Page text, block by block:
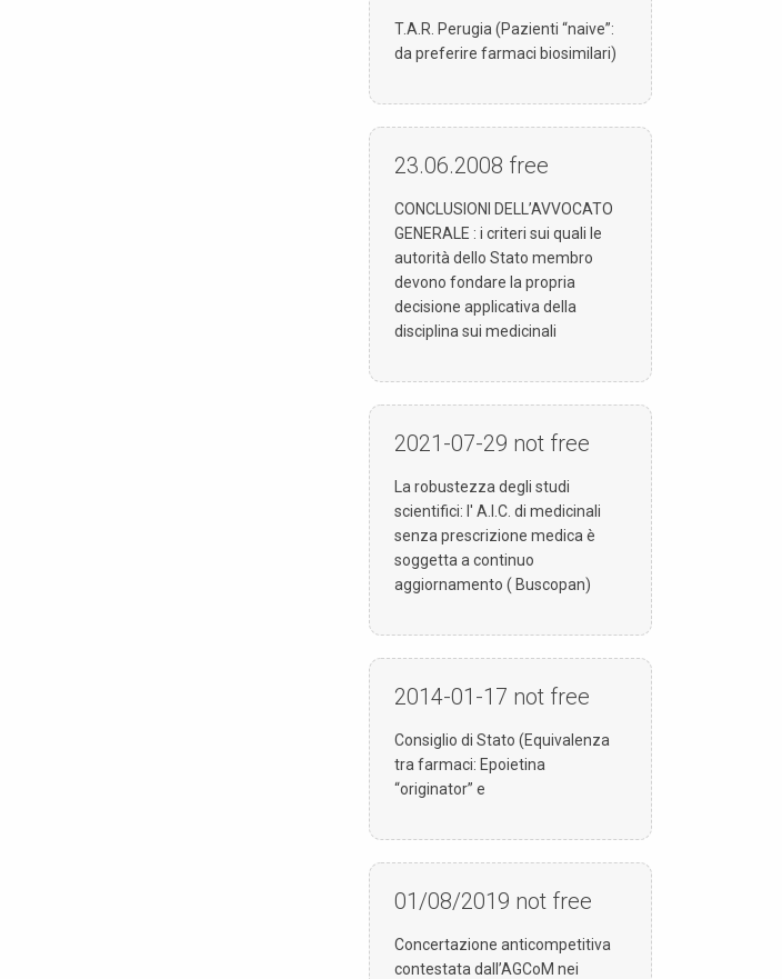
T.A.R. Perugia (Pazienti “naive”:
da preferire farmaci biosimilari)
23.06.2008 free
CONCLUSIONI DELL’AVVOCATO
GENERALE : i criteri sui quali le
autorità dello Stato membro
devono fondare la propria
decisione applicativa della
disciplina sui medicinali
2021-07-29 not free
La robustezza degli studi
scientifici: l' A.I.C. di medicinali
senza prescrizione medica è
soggetta a continuo
aggiornamento ( Buscopan)
2014-01-17 not free
Consiglio di Stato (Equivalenza
tra farmaci: Epoietina
“originator” e
01/08/2019 not free
Concertazione anticompetitiva
contestata dall’AGCoM nei